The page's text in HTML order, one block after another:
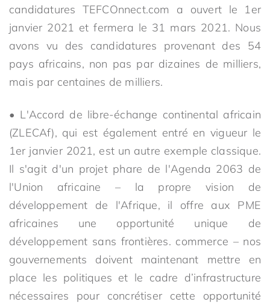
candidatures TEFCOnnect.com a ouvert le 1er
janvier 2021 et fermera le 31 mars 2021. Nous
avons vu des candidatures provenant des 54
pays africains, non pas par dizaines de milliers,
mais par centaines de milliers.
• L'Accord de libre-échange continental africain
(ZLECAf), qui est également entré en vigueur le
1er janvier 2021, est un autre exemple classique.
Il s'agit d'un projet phare de l'Agenda 2063 de
l'Union africaine – la propre vision de
développement de l'Afrique, il offre aux PME
africaines une opportunité unique de
développement sans frontières. commerce – nos
gouvernements doivent maintenant mettre en
place les politiques et le cadre d’infrastructure
nécessaires pour concrétiser cette opportunité